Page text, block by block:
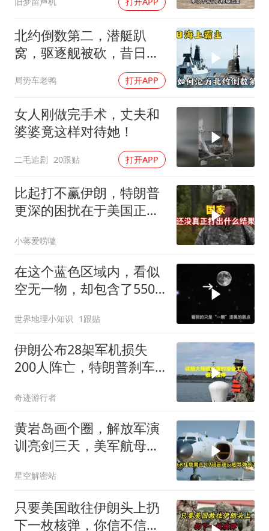
北约倒数第二，潜艇趴
窝，驱逐舰被砍，昔日的
局势车老鸭 打开APP
女人刚做完手术，丈夫和
婆婆竟这样对待她！
二毛追剧 20跟贴 打开APP
比起打不赢伊朗，特朗普
更深的困扰在于美国正重
小蒋爱唠嗑
在这个蓝色区域内，看似
空无一物，却包含了5500
世界地理小知识 1跟贴
伊朗公布28架军机损失
200人阵亡，特朗普刹车
奇迹游行者
黄岩岛画个圈，解放军演
训亮剑三天，美军航母从
星空解密站
只要美国敢往伊朗头上扔
下一枚核弹，你信不信，